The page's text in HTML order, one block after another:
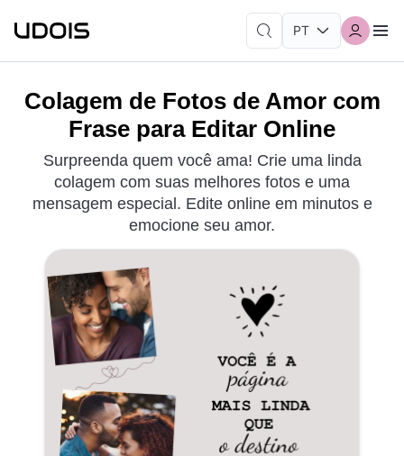
Colagem de Fotos de Amor com
Frase para Editar Online
Surpreenda quem você ama! Crie uma linda
colagem com suas melhores fotos e uma
mensagem especial. Edite online em minutos e
emocione seu amor.